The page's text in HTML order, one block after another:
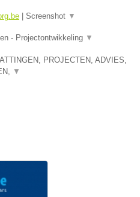
Screenshot ▼
- Projectontwikkeling ▼
PROJECTEN, ADVIES,
▼